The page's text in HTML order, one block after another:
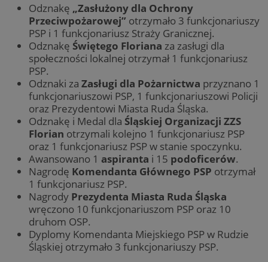
Odznakę „Zasłużony dla Ochrony
Przeciwpożarowej” otrzymało 3 funkcjonariuszy
PSP i 1 funkcjonariusz Straży Granicznej.
Odznakę Świętego Floriana za zasługi dla
społeczności lokalnej otrzymał 1 funkcjonariusz
PSP.
Odznaki za Zasługi dla Pożarnictwa przyznano 1
funkcjonariuszowi PSP, 1 funkcjonariuszowi Policji
oraz Prezydentowi Miasta Ruda Śląska.
Odznakę i Medal dla Śląskiej Organizacji ZZS
Florian otrzymali kolejno 1 funkcjonariusz PSP
oraz 1 funkcjonariusz PSP w stanie spoczynku.
Awansowano 1 aspiranta i 15 podoficerów.
Nagrodę Komendanta Głównego PSP otrzymał
1 funkcjonariusz PSP.
Nagrody Prezydenta Miasta Ruda Śląska
wręczono 10 funkcjonariuszom PSP oraz 10
druhom OSP.
Dyplomy Komendanta Miejskiego PSP w Rudzie
Śląskiej otrzymało 3 funkcjonariuszy PSP.